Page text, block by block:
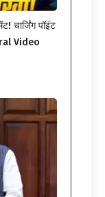
चार्जिंग पॉइंट
Video